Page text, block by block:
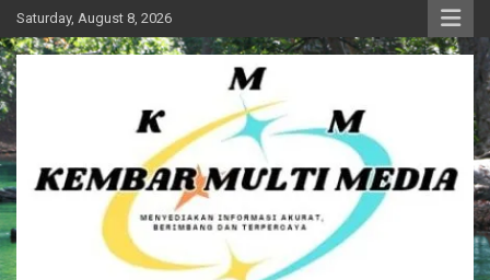
Skip
to
content
Saturday, August 8, 2026